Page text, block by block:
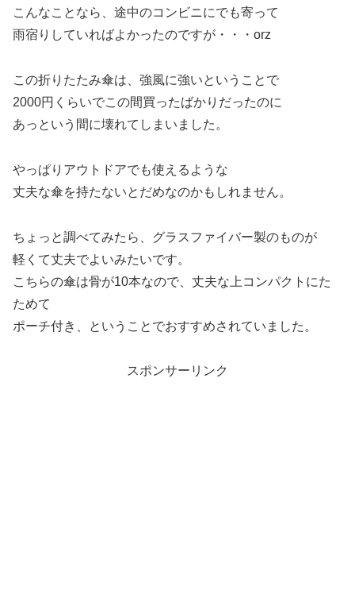
こんなことなら、途中のコンビニにでも寄って
雨宿りしていればよかったのですが・・・orz
この折りたたみ傘は、強風に強いということで
2000円くらいでこの間買ったばかりだったのに
あっという間に壊れてしまいました。
やっぱりアウトドアでも使えるような
丈夫な傘を持たないとだめなのかもしれません。
ちょっと調べてみたら、グラスファイバー製のものが
軽くて丈夫でよいみたいです。
こちらの傘は骨が10本なので、丈夫な上コンパクトにた
ためて
ポーチ付き、ということでおすすめされていました。
スポンサーリンク